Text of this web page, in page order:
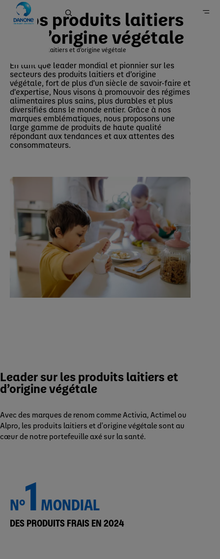
Danone en Belgique
Marques
Produits laitiers et d’origine végétale
Nos produits laitiers
et d’origine végétale
En tant que leader mondial et pionnier sur les
secteurs des produits laitiers et d’origine
végétale, fort de plus d'un siècle de savoir-faire et
d'expertise, Nous visons à promouvoir des régimes
alimentaires plus sains, plus durables et plus
diversifiés dans le monde entier. Grâce à nos
marques emblématiques, nous proposons une
large gamme de produits de haute qualité
répondant aux tendances et aux attentes des
consommateurs.
Leader sur les produits laitiers et
d’origine végétale
Avec des marques de renom comme Activia, Actimel ou
Alpro, les produits laitiers et d'origine végétale sont au
cœur de notre portefeuille axé sur la santé.
N°1 MONDIAL
DES PRODUITS FRAIS EN 2024